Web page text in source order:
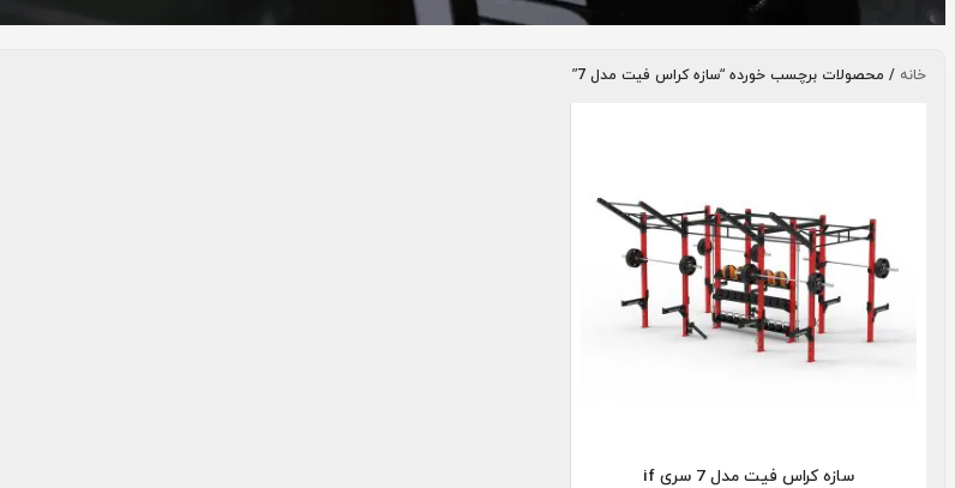
7
خانه / محصولات برچسب خورده “سازه کراس فیت مدل 7”
سازه کراس فیت مدل 7 سری if